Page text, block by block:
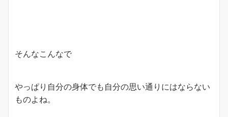
そんなこんなで
やっぱり自分の身体でも自分の思い通りにはならない
ものよね。